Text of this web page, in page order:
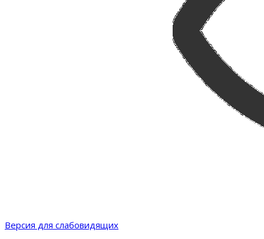
Версия для слабовидящих